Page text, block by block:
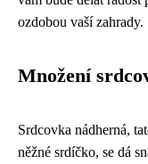
ozdobou vaší zahrady.
Množení
Srdcovka nádherná,
něžné srdíčko, se dá